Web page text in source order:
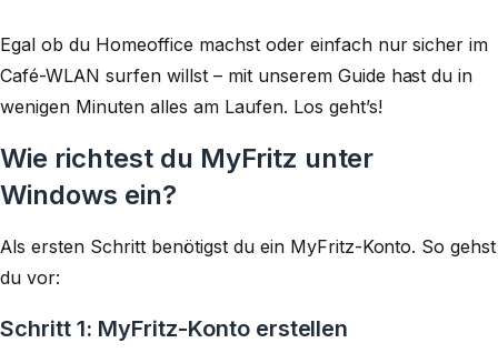
Egal ob du Homeoffice machst oder einfach nur sicher im
Café-WLAN surfen willst – mit unserem Guide hast du in
wenigen Minuten alles am Laufen. Los geht’s!
Wie richtest du MyFritz unter
Windows ein?
Als ersten Schritt benötigst du ein MyFritz-Konto. So gehst
du vor:
Schritt 1: MyFritz-Konto erstellen